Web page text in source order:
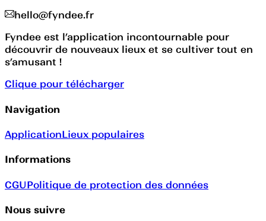
hello@fyndee.fr
Fyndee est l’application incontournable pour
découvrir de nouveaux lieux et se cultiver tout en
s’amusant !
Clique pour télécharger
Navigation
ApplicationLieux populaires
Informations
CGUPolitique de protection des données
Nous suivre